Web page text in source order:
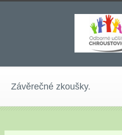
Závěrečné zkoušky.